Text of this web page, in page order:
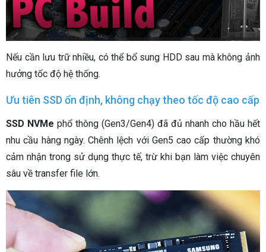
Nếu cần lưu trữ nhiều, có thể bổ sung HDD sau mà không ảnh
hưởng tốc độ hệ thống.
Ưu tiên SSD ổn định, không chạy theo tốc độ cao cấp
SSD NVMe phổ thông (Gen3/Gen4) đã đủ nhanh cho hầu hết
nhu cầu hàng ngày. Chênh lệch với Gen5 cao cấp thường khó
cảm nhận trong sử dụng thực tế, trừ khi bạn làm việc chuyên
sâu về transfer file lớn.